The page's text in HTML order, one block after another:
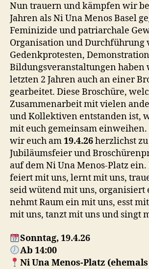
Nun trauern und kämpfen wir
Jahren als Ni Una Menos Basel
Feminizide und patriarchale
Organisation und Durchführung
Gedenkprotesten,
Bildungsveranstaltungen haben
letzten 2 Jahren auch an einer
gearbeitet. Diese Broschüre,
Zusammenarbeit mit vielen
und Kollektiven entstanden ist,
mit euch gemeinsam einweihen.
wir euch am19.4.26herzlichst
Jubiläumsfeier und
auf dem Ni Una Menos-Platz
feiert mit uns, lernt mit uns,
seid wütend mit uns, organisiert
nehmt Raum ein mit uns, esst
mit uns, tanzt mit uns und singt
Sonntag, 19.4.26
Ab 14:00
Ni Una Menos-Platz